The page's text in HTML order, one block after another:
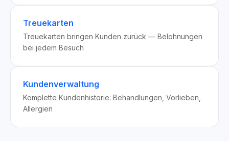
Treuekarten
Treuekarten bringen Kunden zurück — Belohnungen
bei jedem Besuch
Kundenverwaltung
Komplette Kundenhistorie: Behandlungen, Vorlieben,
Allergien